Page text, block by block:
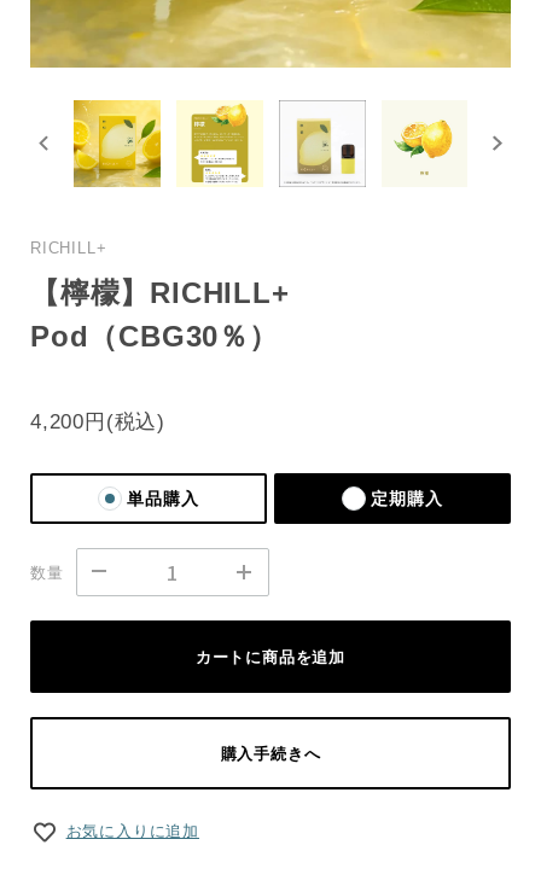
RICHILL+
【檸檬】RICHILL+
Pod（CBG30％）
4,200円
単品購入 定期購入
数量
カートに商品を追加
購入手続きへ
お気に入りに追加